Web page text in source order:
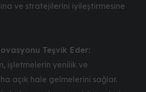
ve stratejilerini iyileştirmesine
Teşvik Eder:
işletmelerin yenilik ve
açık hale gelmelerini sağlar.